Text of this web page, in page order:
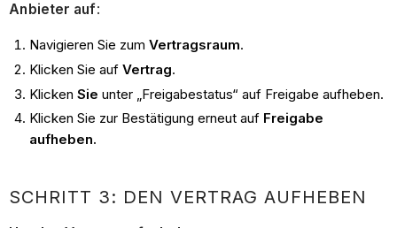
Anbieter auf:
Navigieren Sie zum Vertragsraum.
Klicken Sie auf Vertrag.
Klicken Sie unter „Freigabestatus“ auf Freigabe aufheben.
Klicken Sie zur Bestätigung erneut auf Freigabe
aufheben.
SCHRITT 3: DEN VERTRAG AUFHEBEN